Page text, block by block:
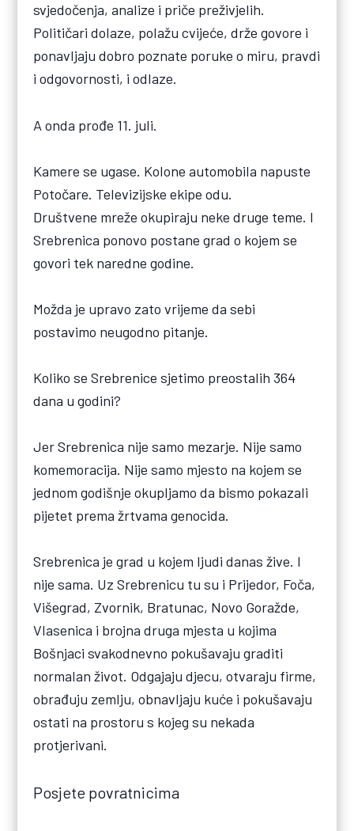
svjedočenja, analize i priče preživjelih.
Političari dolaze, polažu cvijeće, drže govore i
ponavljaju dobro poznate poruke o miru, pravdi
i odgovornosti, i odlaze.
A onda prođe 11. juli.
Kamere se ugase. Kolone automobila napuste
Potočare. Televizijske ekipe odu.
Društvene mreže okupiraju neke druge teme. I
Srebrenica ponovo postane grad o kojem se
govori tek naredne godine.
Možda je upravo zato vrijeme da sebi
postavimo neugodno pitanje.
Koliko se Srebrenice sjetimo preostalih 364
dana u godini?
Jer Srebrenica nije samo mezarje. Nije samo
komemoracija. Nije samo mjesto na kojem se
jednom godišnje okupljamo da bismo pokazali
pijetet prema žrtvama genocida.
Srebrenica je grad u kojem ljudi danas žive. I
nije sama. Uz Srebrenicu tu su i Prijedor, Foča,
Višegrad, Zvornik, Bratunac, Novo Goražde,
Vlasenica i brojna druga mjesta u kojima
Bošnjaci svakodnevno pokušavaju graditi
normalan život. Odgajaju djecu, otvaraju firme,
obrađuju zemlju, obnavljaju kuće i pokušavaju
ostati na prostoru s kojeg su nekada
protjerivani.
Posjete povratnicima